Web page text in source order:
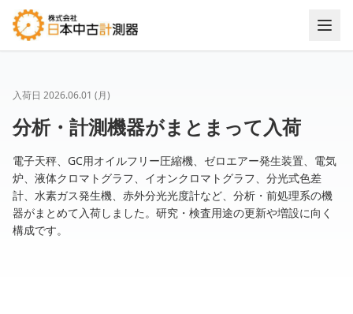
入荷日 2026.06.01 (月)
分析・計測機器がまとまって入荷
電子天秤、GC用オイルフリー圧縮機、ゼロエアー発生装置、電気
炉、液体クロマトグラフ、イオンクロマトグラフ、分光式色差
計、水素ガス発生機、赤外分光光度計など、分析・前処理系の機
器がまとめて入荷しました。研究・検査用途の更新や増設に向く
構成です。